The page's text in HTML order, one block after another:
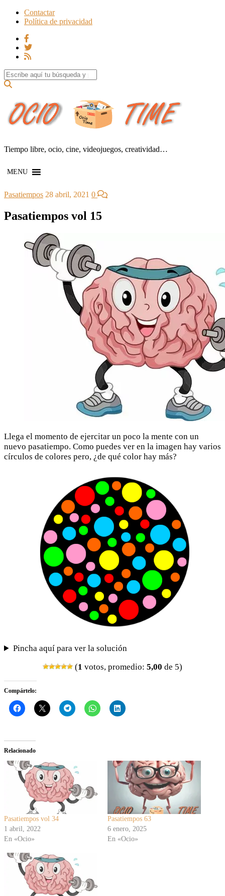
Contactar
Política de privacidad
Search for:
Tiempo libre, ocio, cine, videojuegos, creatividad…
MENU
Pasatiempos 28 abril, 2021 0
Pasatiempos vol 15
Llega el momento de ejercitar un poco la mente con un
nuevo pasatiempo. Como puedes ver en la imagen hay varios
círculos de colores pero, ¿de qué color hay más?
Pincha aquí para ver la solución
(1 votos, promedio: 5,00 de 5)
Compártelo:
Relacionado
Pasatiempos vol 34
1 abril, 2022
En «Ocio»
Pasatiempos 63
6 enero, 2025
En «Ocio»